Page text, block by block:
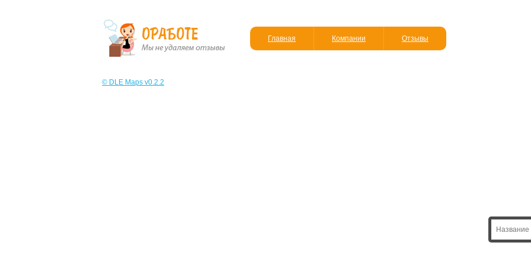
Главная Компании Отзывы
© DLE Maps v0.2.2